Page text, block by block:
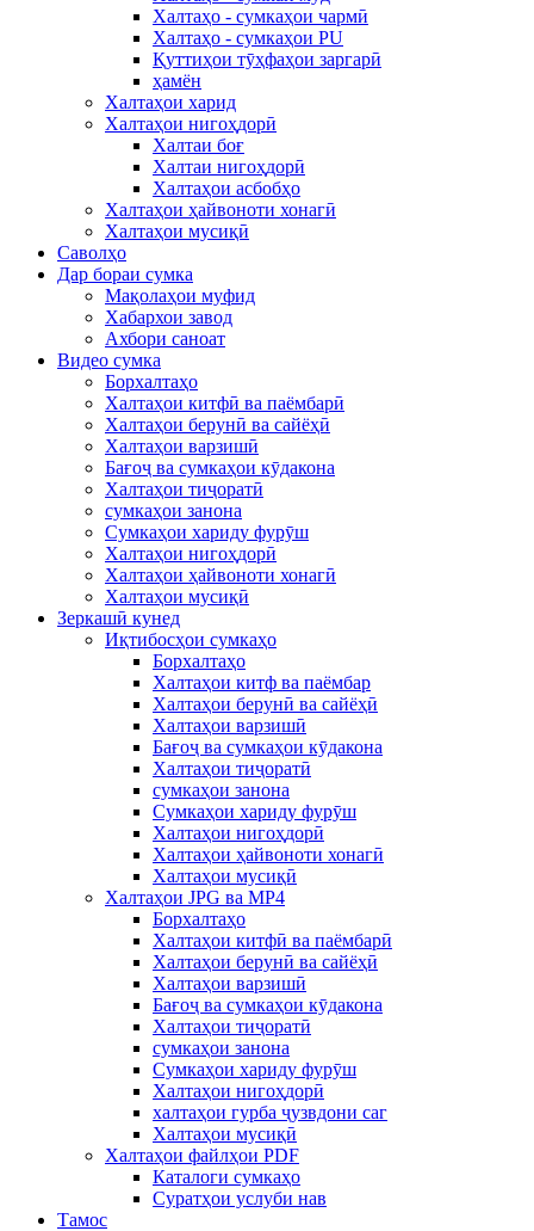
Халтаҳо - сумкаҳои чармӣ
Халтаҳо - сумкаҳои PU
Қуттиҳои тӯҳфаҳои заргарӣ
ҳамён
Халтаҳои харид
Халтаҳои нигоҳдорӣ
Халтаи боғ
Халтаи нигоҳдорӣ
Халтаҳои асбобҳо
Халтаҳои ҳайвоноти хонагӣ
Халтаҳои мусиқӣ
Саволҳо
Дар бораи сумка
Мақолаҳои муфид
Хабархои завод
Ахбори саноат
Видео сумка
Борхалтаҳо
Халтаҳои китфӣ ва паёмбарӣ
Халтаҳои берунӣ ва сайёҳӣ
Халтаҳои варзишӣ
Бағоҷ ва сумкаҳои кӯдакона
Халтаҳои тиҷоратӣ
сумкаҳои занона
Сумкаҳои хариду фурӯш
Халтаҳои нигоҳдорӣ
Халтаҳои ҳайвоноти хонагӣ
Халтаҳои мусиқӣ
Зеркашӣ кунед
Иқтибосҳои сумкаҳо
Борхалтаҳо
Халтаҳои китф ва паёмбар
Халтаҳои берунӣ ва сайёҳӣ
Халтаҳои варзишӣ
Бағоҷ ва сумкаҳои кӯдакона
Халтаҳои тиҷоратӣ
сумкаҳои занона
Сумкаҳои хариду фурӯш
Халтаҳои нигоҳдорӣ
Халтаҳои ҳайвоноти хонагӣ
Халтаҳои мусиқӣ
Халтаҳои JPG ва MP4
Борхалтаҳо
Халтаҳои китфӣ ва паёмбарӣ
Халтаҳои берунӣ ва сайёҳӣ
Халтаҳои варзишӣ
Бағоҷ ва сумкаҳои кӯдакона
Халтаҳои тиҷоратӣ
сумкаҳои занона
Сумкаҳои хариду фурӯш
Халтаҳои нигоҳдорӣ
халтаҳои гурба ҷузвдони саг
Халтаҳои мусиқӣ
Халтаҳои файлҳои PDF
Каталоги сумкаҳо
Суратҳои услуби нав
Тамос